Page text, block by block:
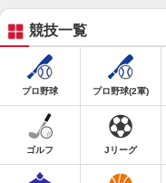
競技一覧
プロ野球 プロ野球(2軍)
ゴルフ Jリーグ